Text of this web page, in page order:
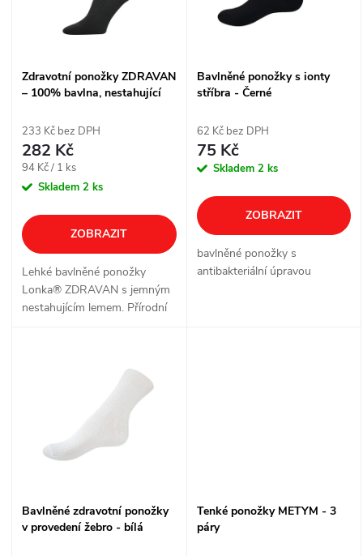
p
o
d
u
k
s
o
d
u
k
Zdravotní ponožky ZDRAVAN
– 100% bavlna, nestahující
233 Kč bez DPH
282 Kč
Měrná
cena:
94 Kč / 1 ks
Skladem 2 ks
ZOBRAZIT
Lehké bavlněné ponožky
Lonka® ZDRAVAN s jemným
nestahujícím lemem. Přírodní
Bavlněné ponožky s ionty
stříbra - Černé
62 Kč bez DPH
75 Kč
Skladem 2 ks
ZOBRAZIT
bavlněné ponožky s
antibakteriální úpravou
Bavlněné zdravotní ponožky
v provedení žebro - bílá
Tenké ponožky METYM - 3
páry